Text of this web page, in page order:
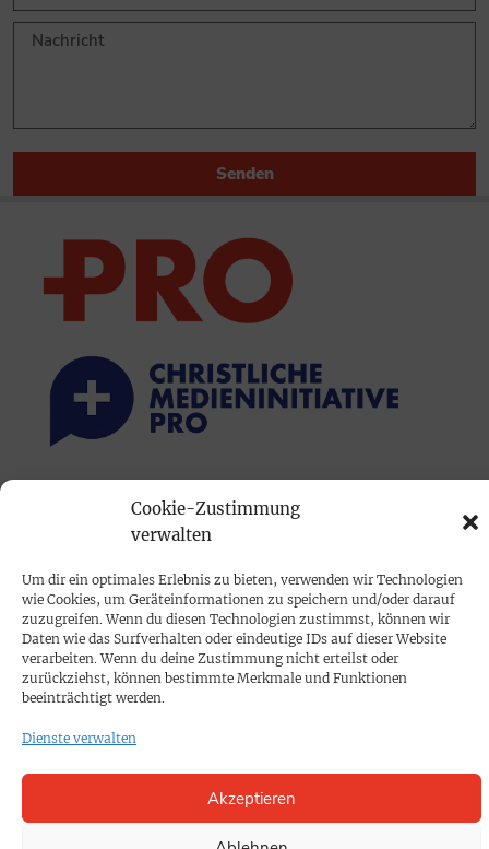
Cookie-Zustimmung
verwalten
Um dir ein optimales Erlebnis zu bieten, verwenden wir Technologien
wie Cookies, um Geräteinformationen zu speichern und/oder darauf
zuzugreifen. Wenn du diesen Technologien zustimmst, können wir
Daten wie das Surfverhalten oder eindeutige IDs auf dieser Website
verarbeiten. Wenn du deine Zustimmung nicht erteilst oder
zurückziehst, können bestimmte Merkmale und Funktionen
beeinträchtigt werden.
Dienste verwalten
Akzeptieren
Senden
PRINTAUSGABE
Mediadaten
PROKOMPAKT
Impressum
SPENDEN
Datenschutz
Cookie-Richtlinie